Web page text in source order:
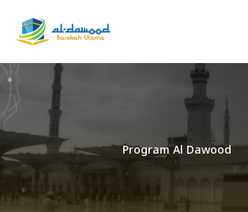
konten
Program Al Dawood